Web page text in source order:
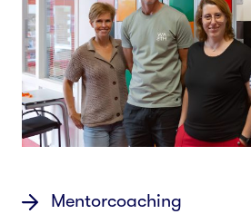
Mentorcoaching